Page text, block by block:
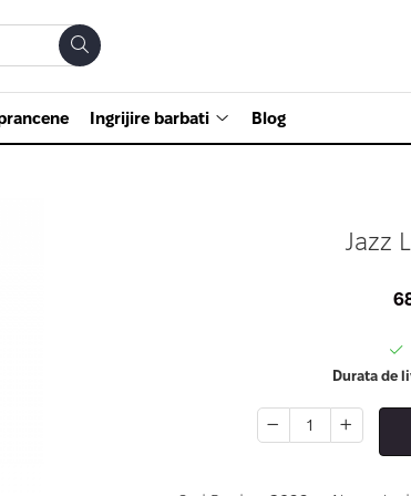
Ingrijire barbati Blog
Jazz
Durata de